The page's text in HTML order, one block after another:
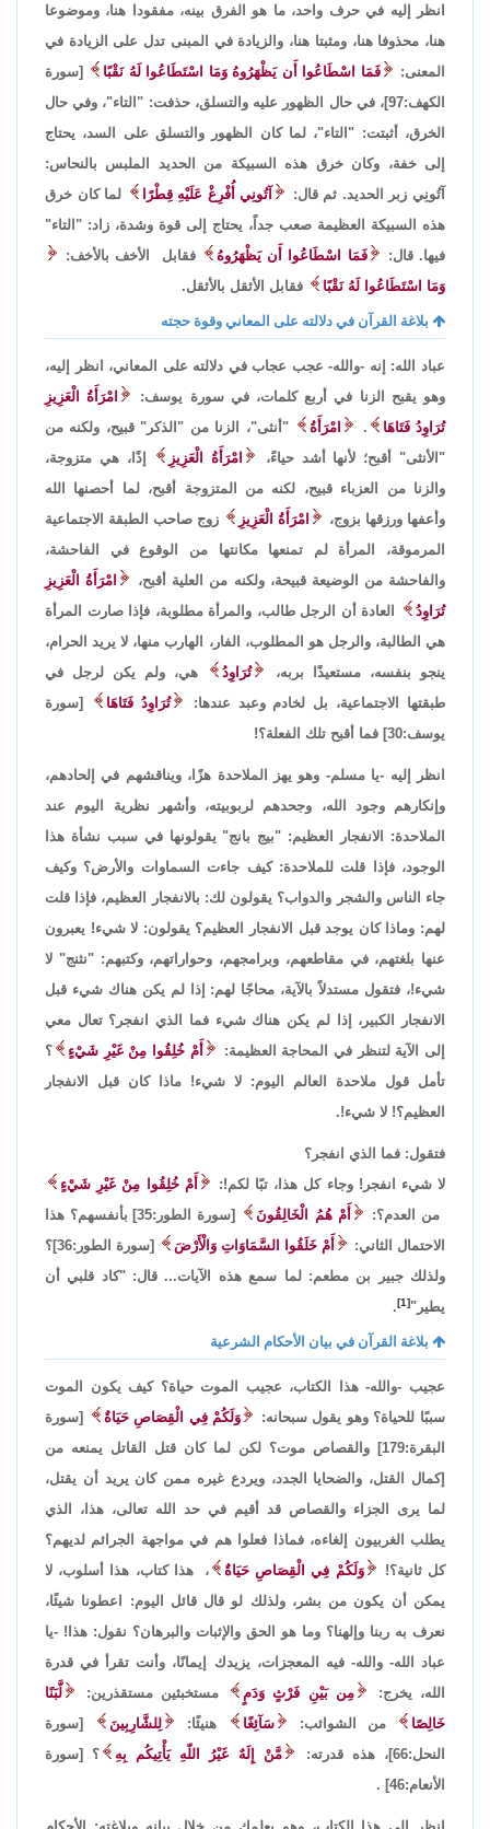
انظر إليه في حرف واحد، ما هو الفرق بينه، مفقودا هنا، وموضوعا
هنا، محذوفا هنا، ومثبتا هنا، والزيادة في المبنى تدل على الزيادة في
المعنى:
فَمَا اسْطَاعُوا أَن يَظْهَرُوهُ وَمَا اسْتَطَاعُوا لَهُ نَقْبًا
[سورة
الكهف:97]، في حال الظهور عليه والتسلق، حذفت: "التاء"، وفي حال
الخرق، أثبتت: "التاء"، لما كان الظهور والتسلق على السد، يحتاج
إلى خفة، وكان خرق هذه السبيكة من الحديد الملبس بالنحاس:
آتُونِي زبر الحديد. ثم قال:
آتُونِي أُفْرِغْ عَلَيْهِ قِطْرًا
لما كان خرق
هذه السبيكة العظيمة صعب جداً، يحتاج إلى قوة وشدة، زاد: "التاء"
فيها. قال:
فَمَا اسْطَاعُوا أَن يَظْهَرُوهُ
فقابل الأخف بالأخف:
وَمَا اسْتَطَاعُوا لَهُ نَقْبًا
فقابل الأثقل بالأثقل.
بلاغة القرآن في دلالته على المعاني وقوة حجته
عباد الله: إنه -والله- عجب عجاب في دلالته على المعاني، انظر إليه،
وهو يقبح الزنا في أربع كلمات، في سورة يوسف:
امْرَأَةُ الْعَزِيزِ
تُرَاوِدُ فَتَاهَا
. امْرَأَةُ
"أنثى"، الزنا من "الذكر" قبيح، ولكنه من
"الأنثى" أقبح؛ لأنها أشد حياءً،
امْرَأَةُ الْعَزِيزِ
إذًا، هي متزوجة،
والزنا من العزباء قبيح، لكنه من المتزوجة أقبح، لما أحصنها الله
وأعفها ورزقها بزوج،
امْرَأَةُ الْعَزِيزِ
زوج صاحب الطبقة الاجتماعية
المرموقة، المرأة لم تمنعها مكانتها من الوقوع في الفاحشة،
والفاحشة من الوضيعة قبيحة، ولكنه من العلية أقبح،
امْرَأَةُ الْعَزِيزِ
تُرَاوِدُ
العادة أن الرجل طالب، والمرأة مطلوبة، فإذا صارت المرأة
هي الطالبة، والرجل هو المطلوب، الفار، الهارب منها، لا يريد الحرام،
ينجو بنفسه، مستعيذًا بربه،
تُرَاوِدُ
هي، ولم يكن لرجل في
طبقتها الاجتماعية، بل لخادم وعبد عندها:
تُرَاوِدُ فَتَاهَا
[سورة
يوسف:30] فما أقبح تلك الفعلة؟!
انظر إليه -يا مسلم- وهو يهز الملاحدة هزًا، ويناقشهم في إلحادهم،
وإنكارهم وجود الله، وجحدهم لربوبيته، وأشهر نظرية اليوم عند
الملاحدة: الانفجار العظيم: "بيج بانج" يقولونها في سبب نشأة هذا
الوجود، فإذا قلت للملاحدة: كيف جاءت السماوات والأرض؟ وكيف
جاء الناس والشجر والدواب؟ يقولون لك: بالانفجار العظيم، فإذا قلت
لهم: وماذا كان يوجد قبل الانفجار العظيم؟ يقولون: لا شيء! يعبرون
عنها بلغتهم، في مقاطعهم، وبرامجهم، وحواراتهم، وكتبهم: "نثنج" لا
شيء!، فتقول مستدلاً بالآية، محاجًا لهم: إذا لم يكن هناك شيء قبل
الانفجار الكبير، إذا لم يكن هناك شيء فما الذي انفجر؟ تعال معي
إلى الآية لتنظر في المحاجة العظيمة:
أَمْ خُلِقُوا مِنْ غَيْرِ شَيْءٍ
؟
تأمل قول ملاحدة العالم اليوم: لا شيء! ماذا كان قبل الانفجار
العظيم؟! لا شيء!.
فتقول: فما الذي انفجر؟
لا شيء انفجر! وجاء كل هذا، تبًا لكم!:
أَمْ خُلِقُوا مِنْ غَيْرِ شَيْءٍ
من العدم؟:
أَمْ هُمُ الْخَالِقُونَ
[سورة الطور:35] بأنفسهم؟ هذا
الاحتمال الثاني:
أَمْ خَلَقُوا السَّمَاوَاتِ وَالْأَرْضَ
[سورة الطور:36]؟
ولذلك جبير بن مطعم: لما سمع هذه الآيات... قال: "كاد قلبي أن
يطير"[1]
.
بلاغة القرآن في بيان الأحكام الشرعية
عجيب -والله- هذا الكتاب، عجيب الموت حياة؟ كيف يكون الموت
سببًا للحياة؟ وهو يقول سبحانه:
وَلَكُمْ فِي الْقِصَاصِ حَيَاةٌ
[سورة
البقرة:179] والقصاص موت؟ لكن لما كان قتل القاتل يمنعه من
إكمال القتل، والضحايا الجدد، ويردع غيره ممن كان يريد أن يقتل،
لما يرى الجزاء والقصاص قد أقيم في حد الله تعالى، هذا، الذي
يطلب الغربيون إلغاءه، فماذا فعلوا هم في مواجهة الجرائم لديهم؟
كل ثانية؟!
وَلَكُمْ فِي الْقِصَاصِ حَيَاةٌ
، هذا كتاب، هذا أسلوب، لا
يمكن أن يكون من بشر، ولذلك لو قال قائل اليوم: اعطونا شيئًا،
نعرف به ربنا وإلهنا؟ وما هو الحق والإثبات والبرهان؟ نقول: هذا! -يا
عباد الله- والله- فيه المعجزات، يزيدك إيمانًا، وأنت تقرأ في قدرة
الله، يخرج:
مِن بَيْنِ فَرْثٍ وَدَمٍ مستخبثين مستقذرين:
لَّبَنًا
خَالِصًا
من الشوائب: سَآئِغًا هنيئًا: لِلشَّارِبِينَ
[سورة
النحل:66]، هذه قدرته:
مَّنْ إِلَهٌ غَيْرُ اللّهِ يَأْتِيكُم بِهِ
؟ [سورة
الأنعام:46] .